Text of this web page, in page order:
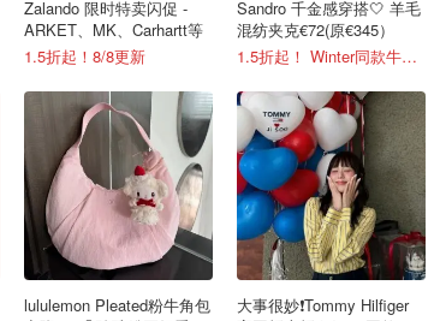
Zalando 限时特卖闪促 -
ARKET、MK、Carhartt等
1.5折起！8/8更新
lululemon Pleated粉牛角包
Sandro 千金感穿搭🤍 羊毛
混纺夹克€72(原€345）
1.5折起！ Winter同款牛仔夹克€144
大事很妙❗️Tommy Hilfiger